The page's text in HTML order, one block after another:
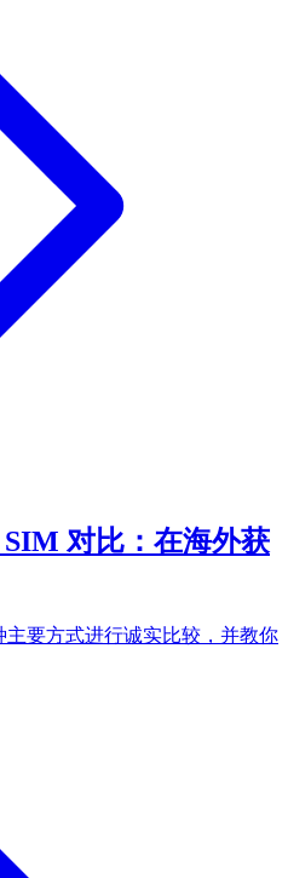
对比：在海外获
要方式进行诚实比较，并教你